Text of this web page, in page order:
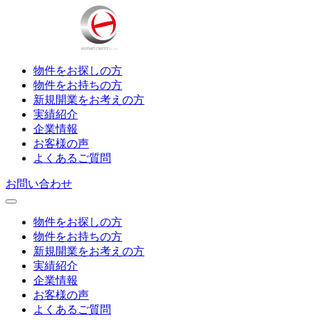
物件をお探しの方
物件をお持ちの方
新規開業をお考えの方
実績紹介
企業情報
お客様の声
よくあるご質問
お問い合わせ
物件をお探しの方
物件をお持ちの方
新規開業をお考えの方
実績紹介
企業情報
お客様の声
よくあるご質問